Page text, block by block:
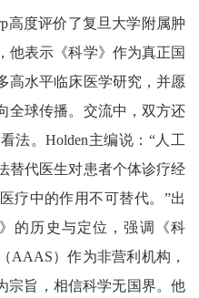
高度评价了复旦大学附属肿
他表示《科学》作为真正国
高水平临床医学研究，并愿
全球传播。交流中，双方还
法。Holden主编说：“人工
替代医生对患者个体诊疗经
疗中的作用不可替代。”出
》的历史与定位，强调《科
AAAS）作为非营利机构，
宗旨，相信科学无国界。他